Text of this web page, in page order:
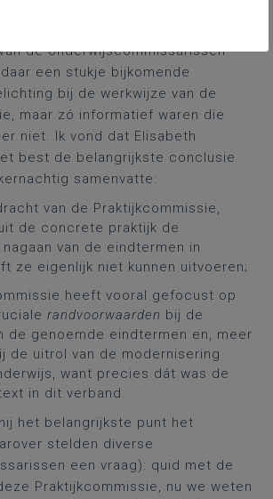
de onderwijscommissarissen
een stukje bijkomende
bij de werkwijze van de
maar zó informatief waren die
niet. Ik vond dat Elisabeth
best de belangrijkste conclusie
samenvatte:
van de Praktijkcommissie,
de concrete praktijk de
nagaan van de eindtermen in
ze eigenlijk niet kunnen uitvoeren;
heeft vooral gefocust op
randvoorwaarden bij de
de genoemde eindtermen en, meer
de uitrol van de modernisering
want precies dát was de
in dit verband.
het belangrijkste punt het
stelden diverse
een vraag): quid met de
Praktijkcommissie, nu we weten